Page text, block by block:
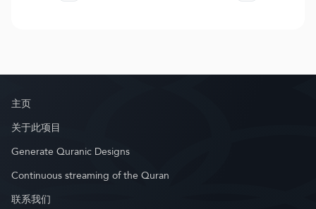
主页
关于此项目
Generate Quranic Designs
Continuous streaming of the Quran
联系我们